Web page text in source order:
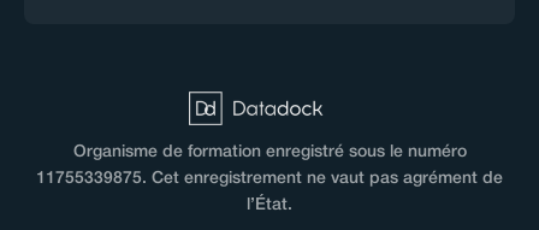
Organisme de formation enregistré sous le numéro
11755339875. Cet enregistrement ne vaut pas agrément de
l’État.